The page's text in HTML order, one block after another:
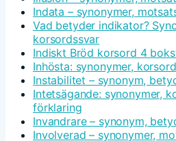
Indata – synonymer,
Vad betyder indikator?
korsordssvar
Indiskt Bröd korsord 4
Inhösta: synonymer,
Instabilitet – synonym,
Intetsägande: synonymer,
förklaring
Invandrare – synonym,
Involverad – synonymer,